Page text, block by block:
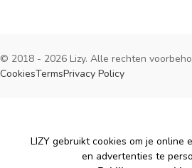
© 2018 - 2026 Lizy. Alle rechten
CookiesTermsPrivacy Policy
Cookies
LIZY gebruikt cookies om je online
en advertenties te